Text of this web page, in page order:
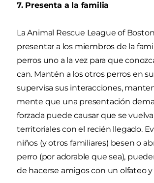
7. Presenta a la familia
La Animal Rescue League of
presentar a los miembros de la
perros uno a la vez para que
can. Mantén a los otros perros en
supervisa sus interacciones,
mente que una presentación
forzada puede causar que se
territoriales con el recién llegado.
niños (y otros familiares) besen o
perro (por adorable que sea),
de hacerse amigos con un olfateo